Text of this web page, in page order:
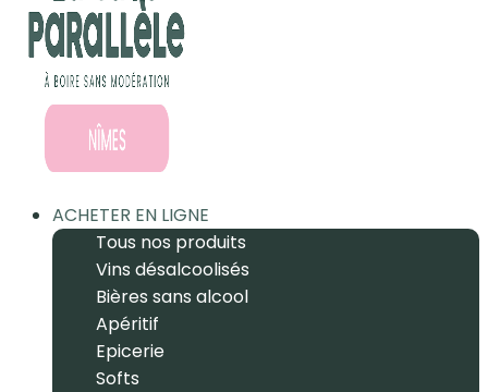
ACHETER EN LIGNE
Tous nos produits
Vins désalcoolisés
Bières sans alcool
Apéritif
Epicerie
Softs